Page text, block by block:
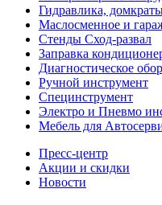
Гидравлика,
Маслосменное и
Стенды Сход-развал
Заправка
Диагностическое
Ручной инструмент
Специнструмент
Электро и Пневмо
Мебель для
Пресс-центр
Акции и скидки
Новости